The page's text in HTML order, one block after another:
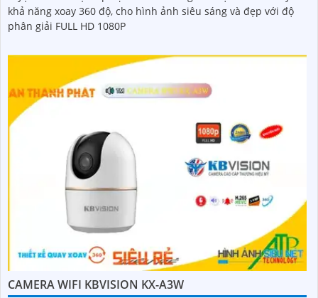
khả năng xoay 360 độ, cho hình ảnh siêu sáng và đẹp với độ
phân giải FULL HD 1080P
CAMERA WIFI KBVISION KX-A3W